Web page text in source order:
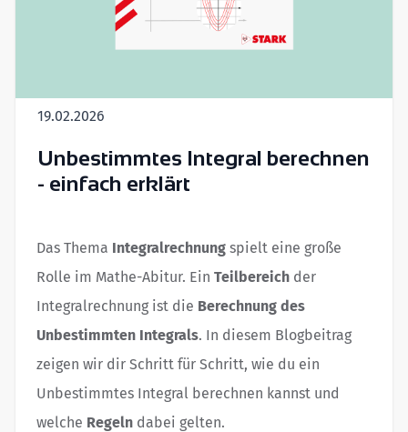
19.02.2026
Unbestimmtes Integral berechnen
- einfach erklärt
Das Thema Integralrechnung spielt eine große
Rolle im Mathe-Abitur. Ein Teilbereich der
Integralrechnung ist die Berechnung des
Unbestimmten Integrals. In diesem Blogbeitrag
zeigen wir dir Schritt für Schritt, wie du ein
Unbestimmtes Integral berechnen kannst und
welche Regeln dabei gelten.